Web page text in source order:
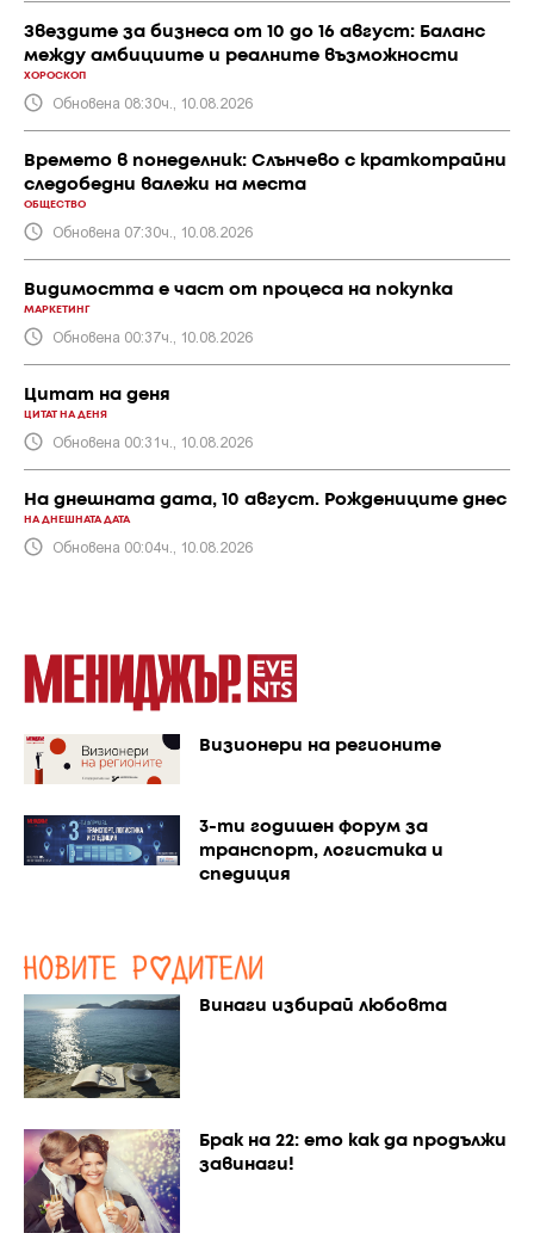
Звездите за бизнеса от 10 до 16 август: Баланс
между амбициите и реалните възможности
ХОРОСКОП
Обновена 08:30ч., 10.08.2026
Времето в понеделник: Слънчево с краткотрайни
следобедни валежи на места
ОБЩЕСТВО
Обновена 07:30ч., 10.08.2026
Видимостта е част от процеса на покупка
МАРКЕТИНГ
Обновена 00:37ч., 10.08.2026
Цитат на деня
ЦИТАТ НА ДЕНЯ
Обновена 00:31ч., 10.08.2026
На днешната дата, 10 август. Рождениците днес
НА ДНЕШНАТА ДАТА
Обновена 00:04ч., 10.08.2026
Визионери на регионите
3-ти годишен форум за
транспорт, логистика и
спедиция
Винаги избирай любовта
Брак на 22: ето как да продължи
завинаги!